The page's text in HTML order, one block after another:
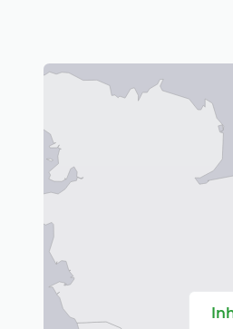
Unser umfangreiches
Bargeld auszahlen
Überweisungen
Stellen geht das rund um
Persönliche Beratung für
Besondere
Banking verbindet
Werten und persönlicher
und weltweiter,
besonders. Ihr
Mittelpunkt.